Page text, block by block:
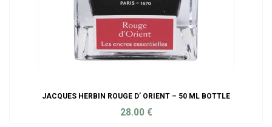
JACQUES HERBIN ROUGE D’ ORIENT – 50 ML BOTTLE
28.00 €